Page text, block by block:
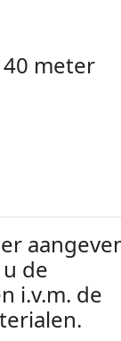
40 meter
de
i.v.m. de